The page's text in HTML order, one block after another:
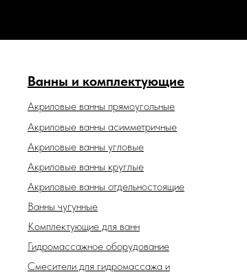
Ванны и комплектующие
Акриловые ванны прямоугольные
Акриловые ванны отдельностоящие
Акриловые ванны асимметричные
Акриловые ванны угловые
Акриловые ванны круглые
Ванны чугунные
Комплектующие для ванн
Гидромассажное оборудование
Смесители для гидромассажа и